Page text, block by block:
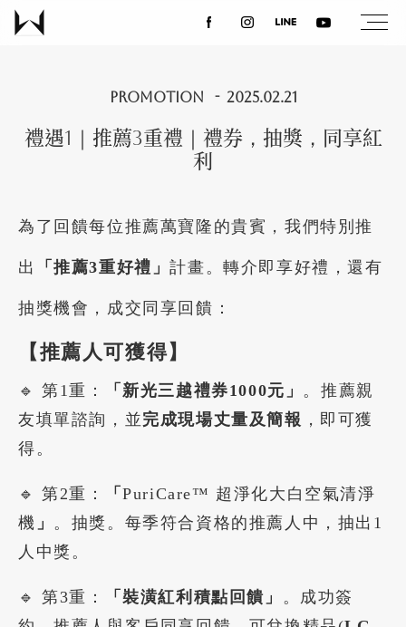
最新消息
課程講座
聯絡我們
PROMOTION 2025.02.21
禮遇1｜推薦3重禮｜禮券，抽獎，同享紅
利
為了回饋每位推薦萬寶隆的貴賓，我們特別推
出 「推薦3重好禮」計畫。轉介即享好禮，還有
抽獎機會，成交同享回饋：
【推薦人可獲得】
🔹 第1重： 「新光三越禮券1000元」 。推薦親
友填單諮詢，並完成現場丈量及簡報 ，即可獲
得。
🔹 第2重： 「PuriCare™ 超淨化大白空氣清淨
機 」 。抽獎。每季符合資格的推薦人中，抽出1
人中獎。
🔹 第3重： 「裝潢紅利積點回饋」
。成功簽